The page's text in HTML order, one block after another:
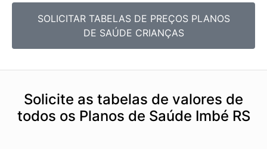
SOLICITAR TABELAS DE PREÇOS PLANOS
DE SAÚDE CRIANÇAS
Solicite as tabelas de valores de
todos os Planos de Saúde Imbé RS